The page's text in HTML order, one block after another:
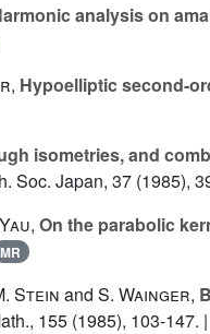
analysis on
, Hypoelliptic second-
isometries, and
Soc. Japan, 37 (1985),
, On the parabolic
MR
Stein and S. Wainger,
155 (1985), 103-147. |